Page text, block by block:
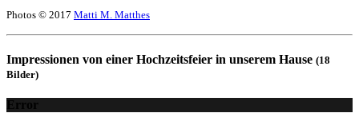
Photos © 2017 Matti M. Matthes
Impressionen von einer Hochzeitsfeier in unserem Hause (18
Bilder)
Error